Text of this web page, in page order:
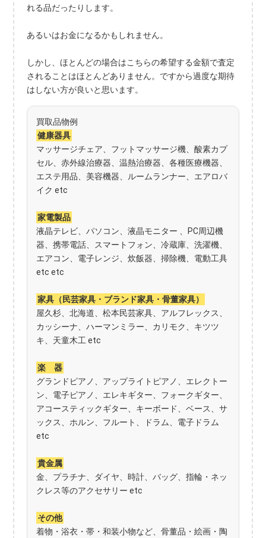
れる品だったりします。
あるいはお金になるかもしれません。
しかし、ほとんどの場合はこちらの希望する金額で査定
されることはほとんどありません。ですから過度な期待
はしない方が良いと思います。
買取品物例
健康器具
マッサージチェア、フットマッサージ機、酸素カプ
セル、赤外線治療器、温熱治療器、各種医療機器、
エステ用品、美容機器、ルームランナー、エアロバ
イク etc
家電製品
液晶テレビ、パソコン、液晶モニター 、PC周辺機
器、携帯電話、スマートフォン、冷蔵庫、洗濯機、
エアコン、電子レンジ、炊飯器、掃除機、電動工具
etc etc
家具（民芸家具・ブランド家具・骨董家具）
屋久杉、北海道、松本民芸家具、アルフレックス、
カッシーナ、ハーマンミラー、カリモク、キツツ
キ、天童木工 etc
楽 器
グランドピアノ、アップライトピアノ、エレクトー
ン、電子ピアノ、エレキギター、フォークギター、
アコースティックギター、キーボード、ベース、サ
ックス、ホルン、フルート、ドラム、電子ドラム
etc
貴金属
金、プラチナ、ダイヤ、時計、バッグ、指輪・ネッ
クレス等のアクセサリー etc
その他
着物・浴衣・帯・和装小物など、骨董品・絵画・陶